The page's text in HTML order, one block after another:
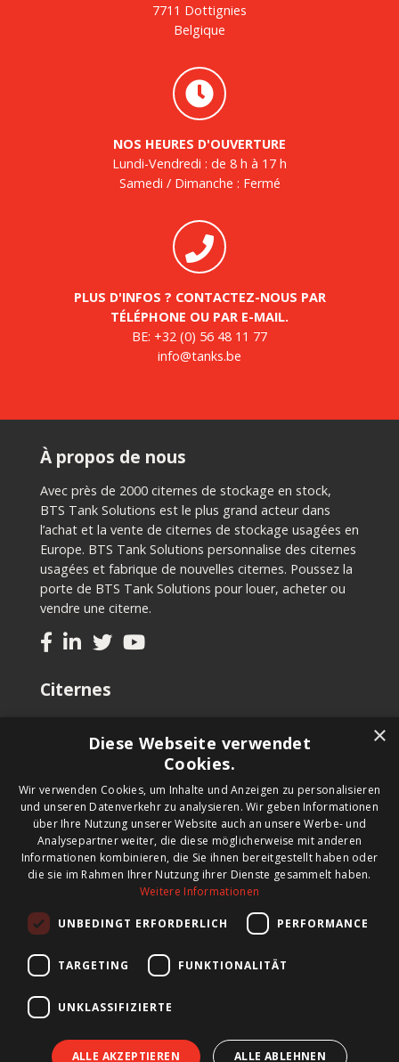
7711 Dottignies
Belgique
NOS HEURES D'OUVERTURE
Lundi-Vendredi : de 8 h à 17 h
Samedi / Dimanche : Fermé
PLUS D'INFOS ? CONTACTEZ-NOUS PAR
TÉLÉPHONE OU PAR E-MAIL.
BE: +32 (0) 56 48 11 77
info@tanks.be
À propos de nous
Avec près de 2000 citernes de stockage en stock,
BTS Tank Solutions est le plus grand acteur dans
l’achat et la vente de citernes de stockage usagées en
Europe. BTS Tank Solutions personnalise des citernes
usagées et fabrique de nouvelles citernes. Poussez la
porte de BTS Tank Solutions pour louer, acheter ou
vendre une citerne.
Citernes
Cuves à vendre
Vendre de cuves
Cuve sur mesure
Newsletter
Inscrivez-vous à notre newsletter pour rester informé
des nouveaux produits, des actualités importantes et
des offres à ne pas manquer.
×
Diese Webseite verwendet
Cookies.
Wir verwenden Cookies, um Inhalte und Anzeigen zu personalisieren
und unseren Datenverkehr zu analysieren. Wir geben Informationen
über Ihre Nutzung unserer Website auch an unsere Werbe- und
Analysepartner weiter, die diese möglicherweise mit anderen
Informationen kombinieren, die Sie ihnen bereitgestellt haben oder
die sie im Rahmen Ihrer Nutzung ihrer Dienste gesammelt haben.
Weitere Informationen
UNBEDINGT ERFORDERLICH PERFORMANCE
TARGETING FUNKTIONALITÄT
UNKLASSIFIZIERTE
ALLE AKZEPTIEREN ALLE ABLEHNEN